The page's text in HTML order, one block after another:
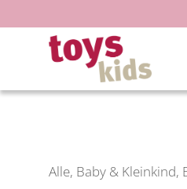
Inhalt
springen
Alle, Baby & Kleinkind,